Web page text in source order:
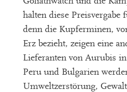
halten diese Preisvergabe
denn die Kupferminen,
Erz bezieht, zeigen eine
Lieferanten von Aurubis
Peru und Bulgarien
Umweltzerstörung,